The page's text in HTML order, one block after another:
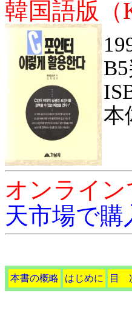
韓国語版（
本
オンライ
天市場で購
本書の概略 はじめに 目